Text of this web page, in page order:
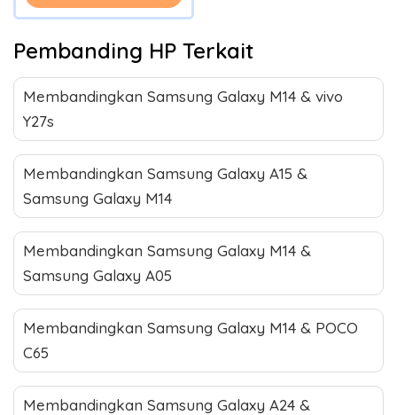
Pembanding HP Terkait
Membandingkan Samsung Galaxy M14 & vivo
Y27s
Membandingkan Samsung Galaxy A15 &
Samsung Galaxy M14
Membandingkan Samsung Galaxy M14 &
Samsung Galaxy A05
Membandingkan Samsung Galaxy M14 & POCO
C65
Membandingkan Samsung Galaxy A24 &